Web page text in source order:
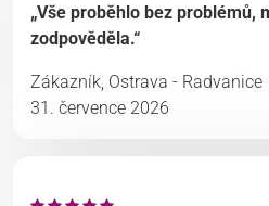
„Vše proběhlo bez problémů,
zodpověděla.“
Zákazník, Ostrava - Radvanice
31. července 2026